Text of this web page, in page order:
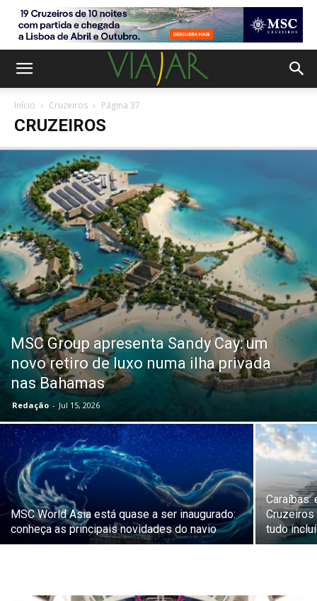
Início Cruzeiros Página 37
CRUZEIROS
MSC Group apresenta Sandy Cay: um
novo retiro de luxo numa ilha privada
nas Bahamas
Redação - Jul 15, 2026
MSC World Asia está quase a ser inaugurado:
conheça as principais novidades do navio
Caraíbas:
tudo